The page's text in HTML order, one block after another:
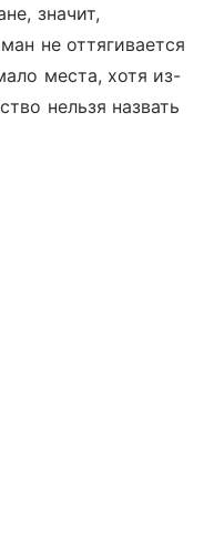
значит,
не оттягивается
места, хотя из-
нельзя назвать